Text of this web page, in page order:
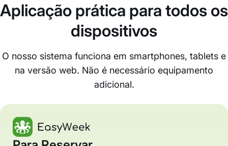
Aplicação prática para todos os
dispositivos
O nosso sistema funciona em smartphones, tablets e
na versão web. Não é necessário equipamento
adicional.